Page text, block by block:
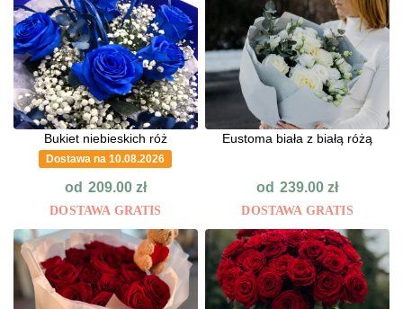
Bukiet niebieskich róż
Dostawa na 10.08.2026
od 209.00 zł
DOSTAWA GRATIS
Eustoma biała z białą różą
od 239.00zł
DOSTAWA GRATIS